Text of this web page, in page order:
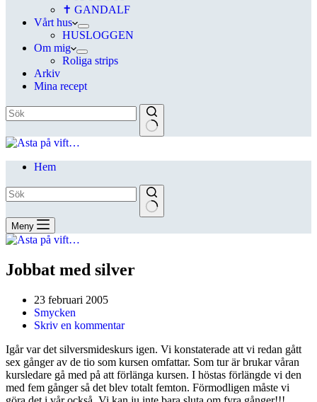
✝ GANDALF
Vårt hus
HUSLOGGEN
Om mig
Roliga strips
Arkiv
Mina recept
Hem
Meny
Jobbat med silver
23 februari 2005
Smycken
Skriv en kommentar
Igår var det silversmideskurs igen. Vi konstaterade att vi redan gått
sex gånger av de tio som kursen omfattar. Som tur är brukar våran
kursledare gå med på att förlänga kursen. I höstas förlängde vi den
med fem gånger så det blev totalt femton. Förmodligen måste vi